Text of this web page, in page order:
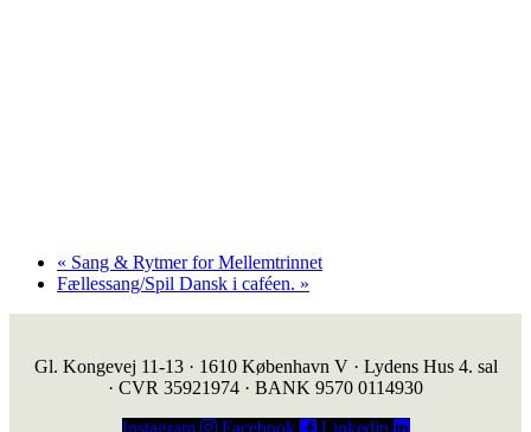
« Sang & Rytmer for Mellemtrinnet
Fællessang/Spil Dansk i caféen. »
Gl. Kongevej 11-13 · 1610 København V · Lydens Hus 4. sal
· CVR 35921974 · BANK 9570 0114930
Instagram
Facebook Linkedin